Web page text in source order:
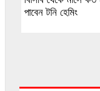
পাবেন টনি হেমিং